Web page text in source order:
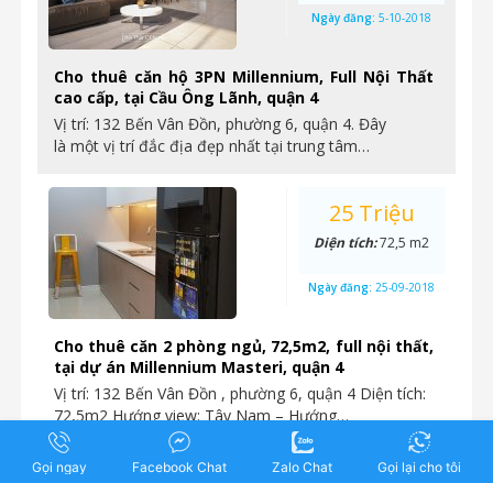
Cho thuê căn hộ 3PN Millennium, Full Nội Thất
cao cấp, tại Cầu Ông Lãnh, quận 4
Vị trí: 132 Bến Vân Đồn, phường 6, quận 4. Đây
là một vị trí đắc địa đẹp nhất tại trung tâm…
Ngày đăng: 5-10-2018
Cho thuê căn 2 phòng ngủ, 72,5m2, full nội thất,
tại dự án Millennium Masteri, quận 4
Vị trí: 132 Bến Vân Đồn , phường 6, quận 4 Diện tích:
72,5m2 Hướng view: Tây Nam – Hướng…
25 Triệu
Diện tích:72,5 m2
Ngày đăng: 25-09-2018
Gọi ngay Facebook Chat Zalo Chat Gọi lại cho tôi